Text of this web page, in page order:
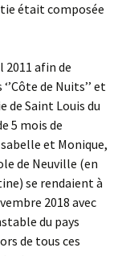
était composée
2011 afin de
de Nuits’’ et
de Saint Louis du
5 mois de
et Monique,
de Neuville (en
se rendaient à
2018 avec
du pays
de tous ces